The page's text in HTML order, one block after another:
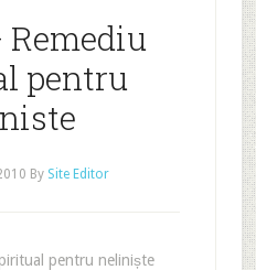
Remediu
pentru
By Site Editor
pentru neliniște